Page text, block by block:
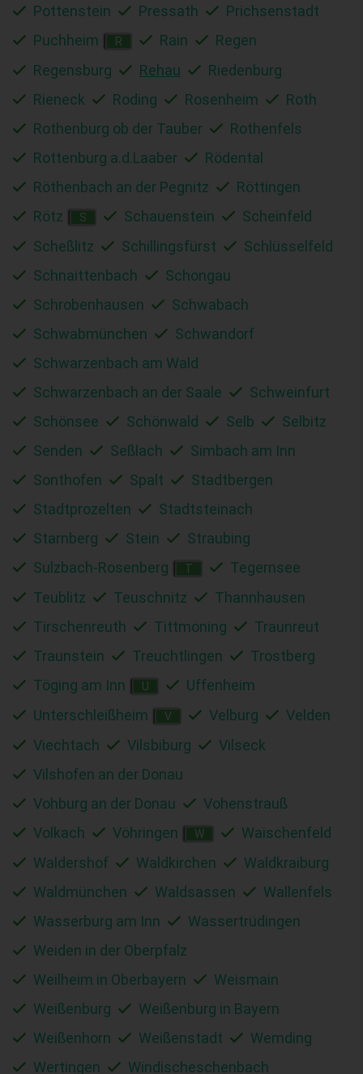
Pottenstein
Pressath
Prichsenstadt
Puchheim
R Rain
Regen
Regensburg
Rehau
Riedenburg
Rieneck
Roding Rosenheim
Roth
Rothenburg ob der Tauber
Rothenfels
Rottenburg a.d.Laaber
Rödental
Röthenbach an der Pegnitz
Röttingen
Rötz
S Schauenstein
Scheinfeld
Scheßlitz
Schillingsfürst
Schlüsselfeld
Schnaittenbach
Schongau
Schrobenhausen
Schwabach
Schwabmünchen
Schwandorf
Schwarzenbach am Wald
Schwarzenbach an der Saale
Schweinfurt
Schönsee
Schönwald Selb
Selbitz
Senden
Seßlach
Simbach am Inn
Sonthofen
Spalt
Stadtbergen
Stadtprozelten
Stadtsteinach
Starnberg
Stein
Straubing
Sulzbach-Rosenberg
T
Tegernsee
Teublitz
Teuschnitz
Thannhausen
Tirschenreuth
Tittmoning
Traunreut
Traunstein
Treuchtlingen
Trostberg
Töging am Inn
U
Uffenheim
Unterschleißheim
V Velburg
Velden
Viechtach
Vilsbiburg
Vilseck
Vilshofen an der Donau
Vohburg an der Donau
Vohenstrauß
Volkach
Vöhringen W
Waischenfeld
Waldershof
Waldkirchen
Waldkraiburg
Waldmünchen
Waldsassen
Wallenfels
Wasserburg am Inn
Wassertrüdingen
Weiden in der Oberpfalz
Weilheim in Oberbayern
Weismain
Weißenburg
Weißenburg in Bayern
Weißenhorn
Weißenstadt
Wemding
Wertingen
Windischeschenbach